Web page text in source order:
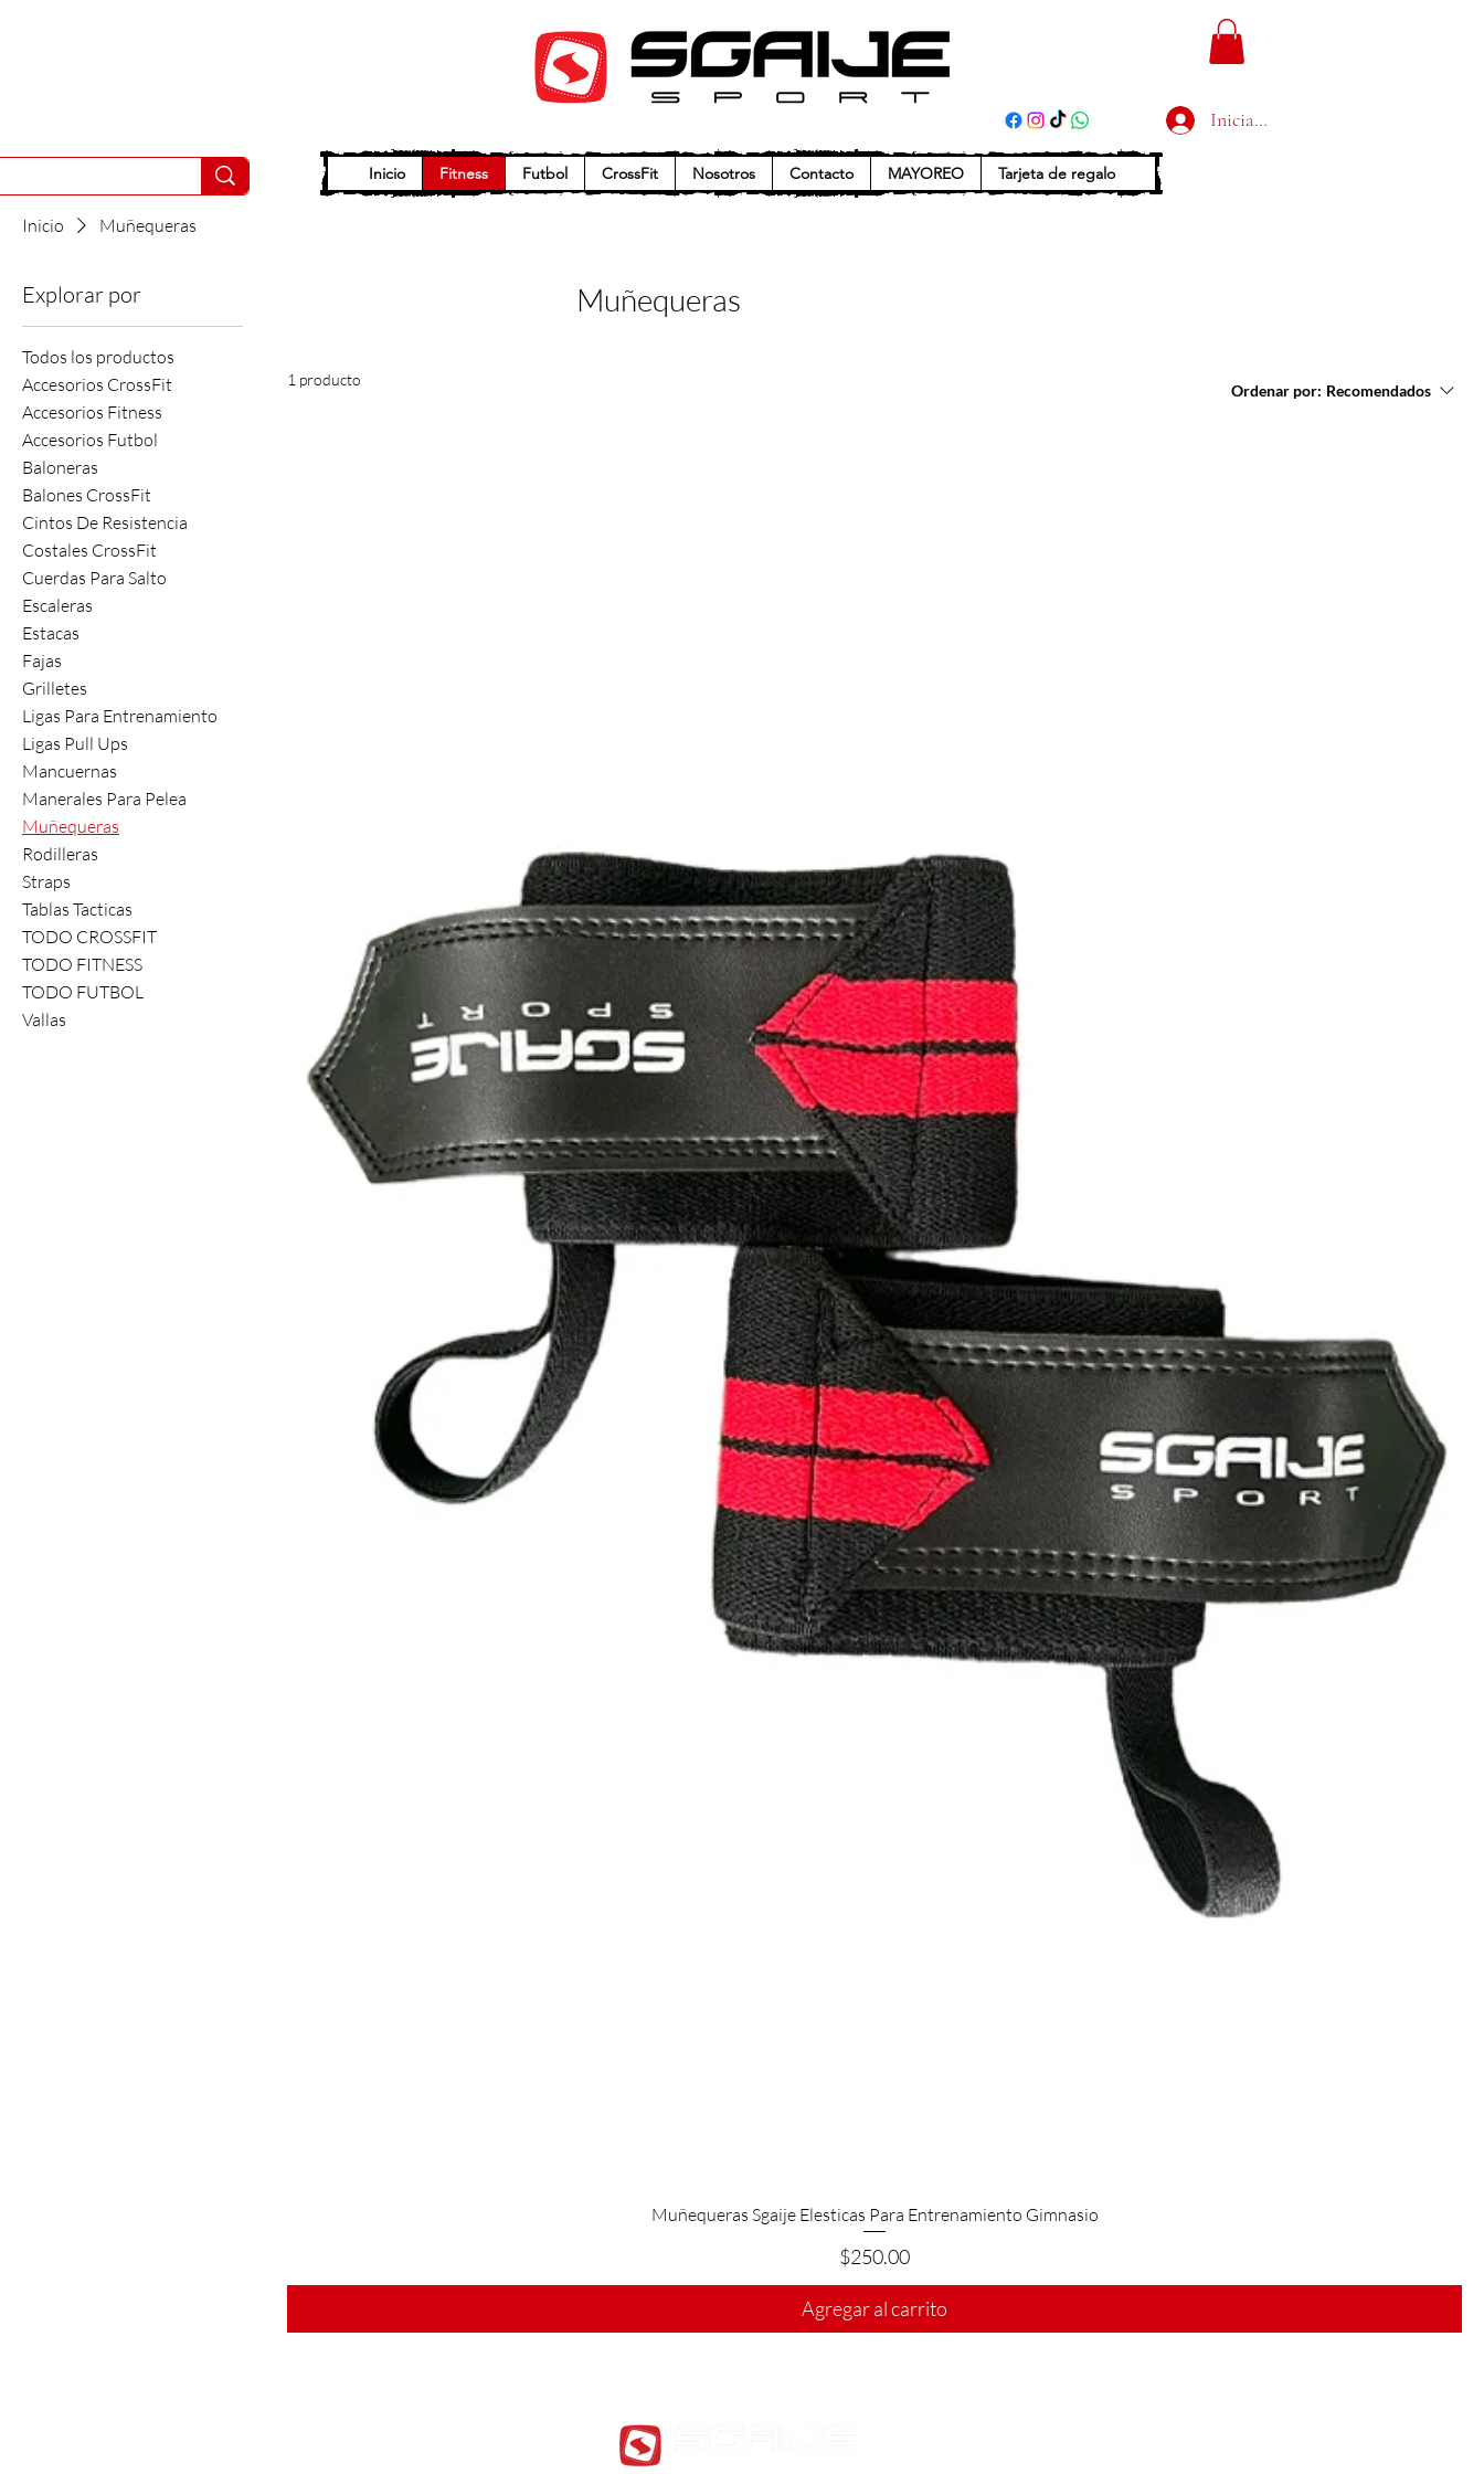
Iniciar sesión
Inicio Fitness Futbol CrossFit Nosotros Contacto MAYOREO Tarjeta de regalo
Inicio Muñequeras
Explorar por
Todos los productos
Accesorios CrossFit
Accesorios Fitness
Accesorios Futbol
Baloneras
Balones CrossFit
Cintos De Resistencia
Costales CrossFit
Cuerdas Para Salto
Escaleras
Estacas
Fajas
Grilletes
Ligas Para Entrenamiento
Ligas Pull Ups
Mancuernas
Manerales Para Pelea
Muñequeras
Rodilleras
Straps
Tablas Tacticas
TODO CROSSFIT
TODO FITNESS
TODO FUTBOL
Vallas
Muñequeras
1 producto
Ordenar por: Recomendados
Muñequeras Sgaije Elesticas Para Entrenamiento Gimnasio
Precio
$250.00
Agregar al carrito